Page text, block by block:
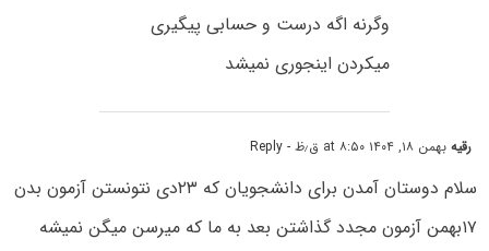
وگرنه اگه درست و حسابی پیگیری
میکردن اینجوری نمیشد
رقیهبهمن ۱۸, ۱۴۰۴ at ۸:۵۰ ق٫ظ - Reply
سلام دوستان آمدن برای دانشجویان که ۲۳دی نتونستن آزمون بدن
۱۷بهمن آزمون مجدد گذاشتن بعد به ما که میرسن میگن نمیشه